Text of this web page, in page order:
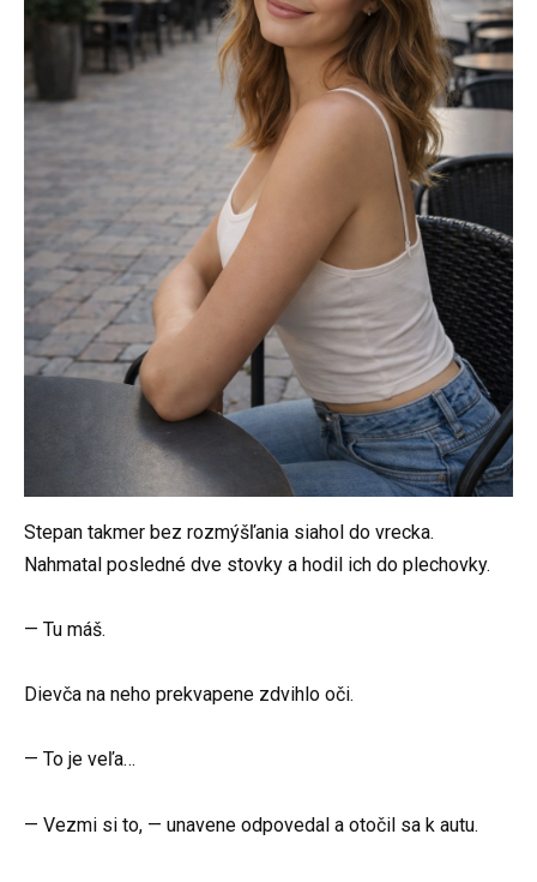
Stepan takmer bez rozmýšľania siahol do vrecka.
Nahmatal posledné dve stovky a hodil ich do plechovky.
— Tu máš.
Dievča na neho prekvapene zdvihlo oči.
— To je veľa…
— Vezmi si to, — unavene odpovedal a otočil sa k autu.